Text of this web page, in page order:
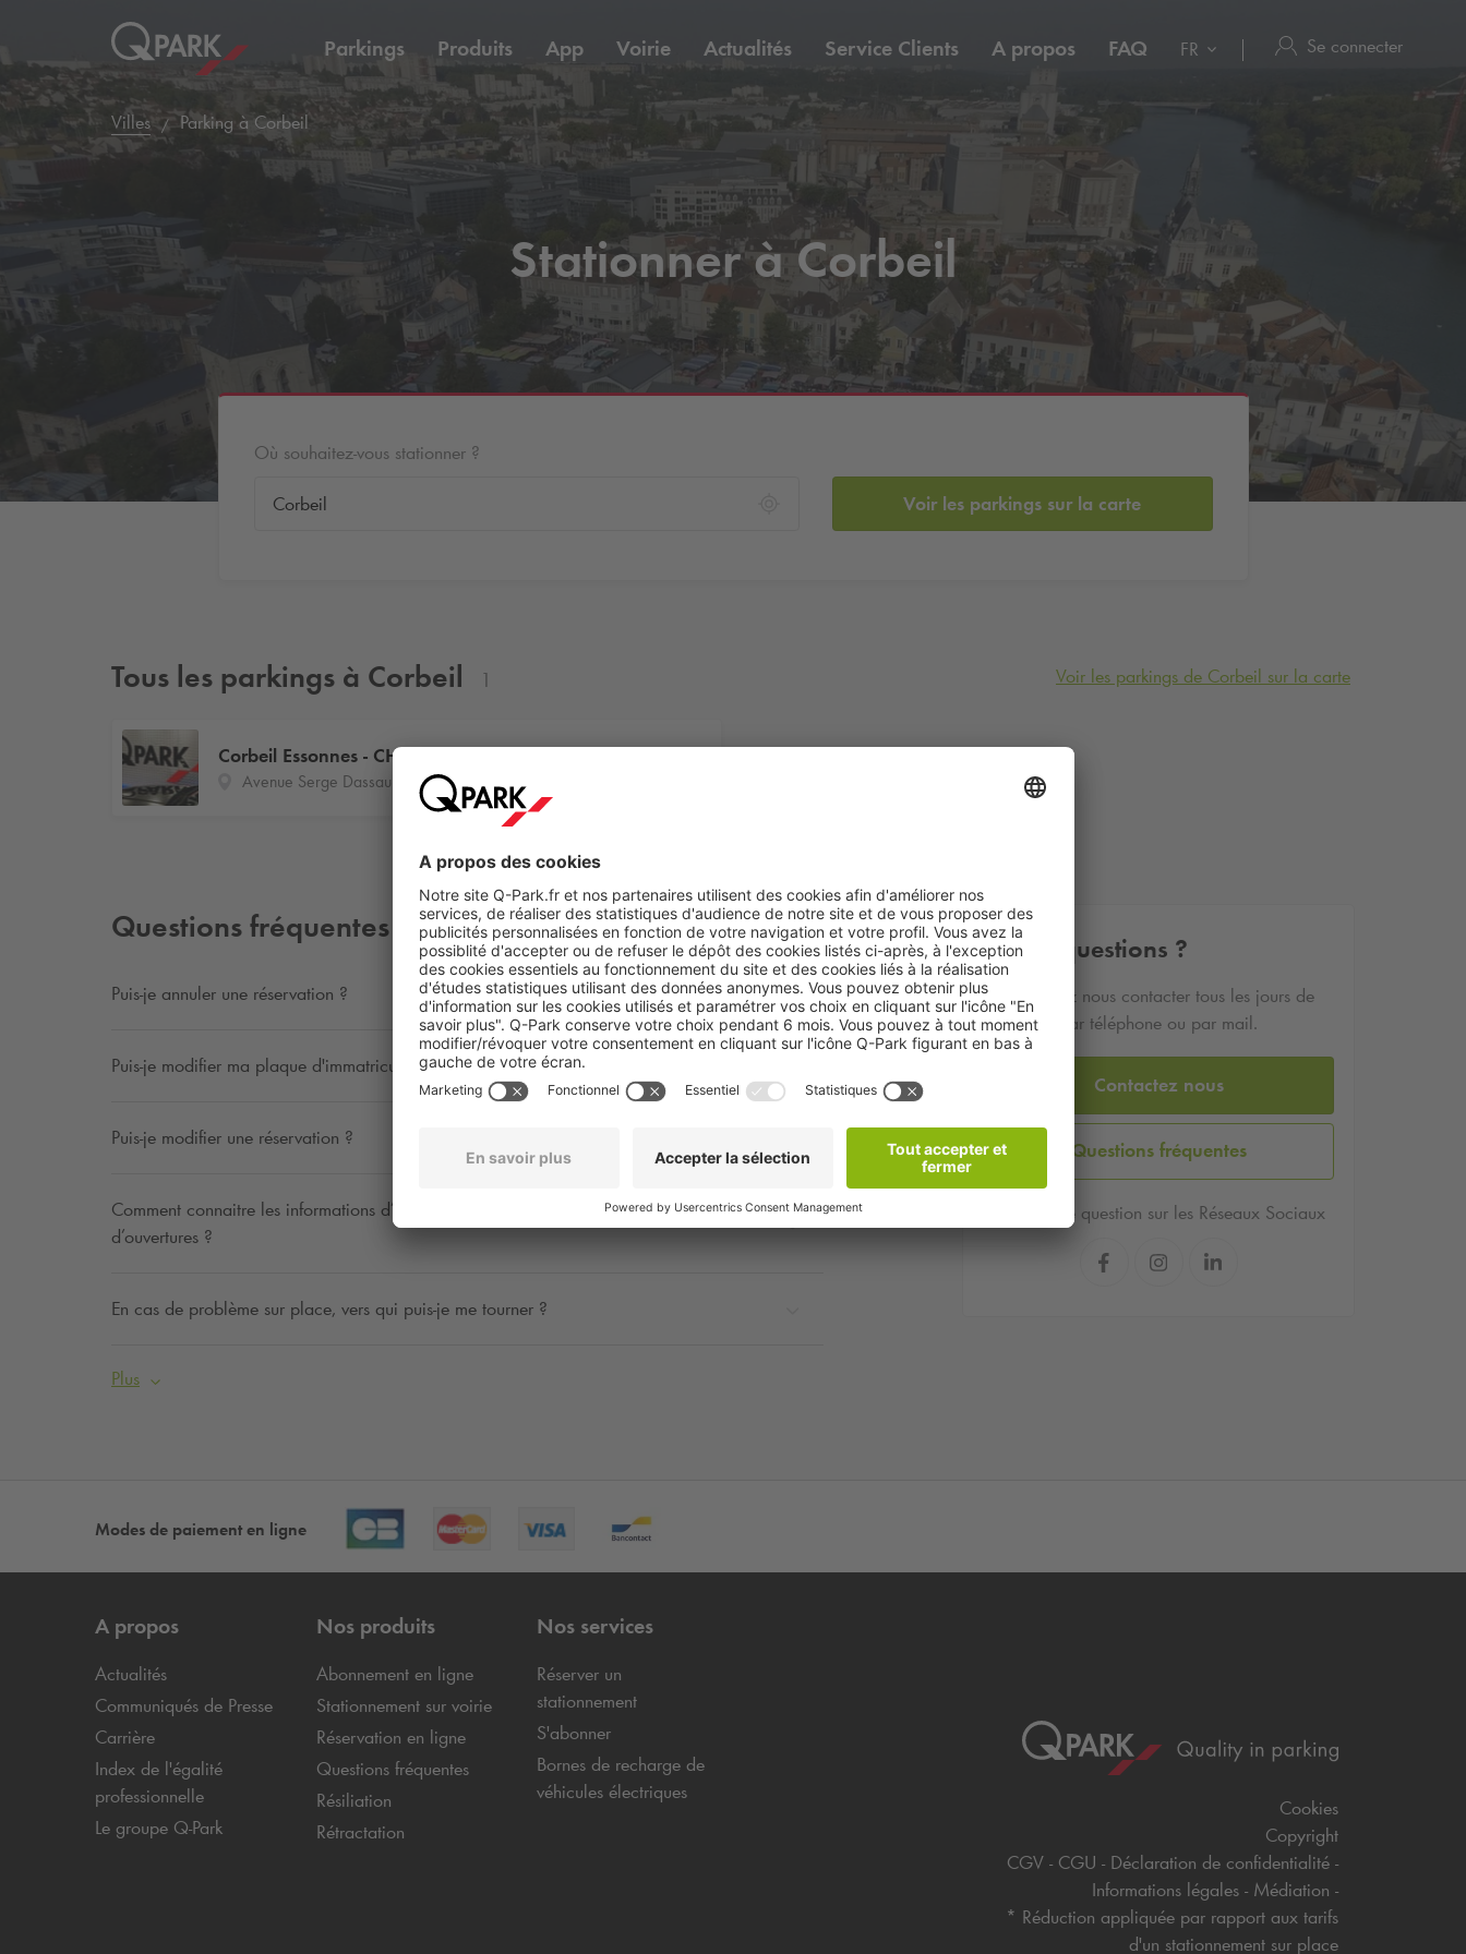
Parkings Produits App Voirie Actualités Service Clients A propos FAQ FR Se connecter
Villes Parking à Corbeil
Stationner à Corbeil
Où souhaitez-vous stationner ?
Voir les parkings sur la carte
Tous les parkings à Corbeil 1 Voir les parkings de Corbeil sur la carte
Corbeil Essonnes - CHSF - DSP 2
Avenue Serge Dassault
Questions fréquentes
Puis-je annuler une réservation ?
Puis-je modifier ma plaque d'immatriculation ?
Puis-je modifier une réservation ?
Comment connaitre les informations d’un parking : tarifs, services disponibles, horaires
d’ouvertures ?
En cas de problème sur place, vers qui puis-je me tourner ?
Plus
Autres questions ?
Vous pouvez nous contacter tous les jours de
9h à 18h par téléphone ou par mail.
Contactez nous
Questions fréquentes
Posez votre question sur les Réseaux Sociaux
Modes de paiement en ligne
A propos
Actualités
Communiqués de Presse
Carrière
Index de l'égalité
professionnelle
Le groupe Q-Park
Nos produits
Abonnement en ligne
Stationnement sur voirie
Réservation en ligne
Questions fréquentes
Résiliation
Rétractation
Nos services
Réserver un
stationnement
S'abonner
Bornes de recharge de
véhicules électriques
Cookies
Copyright
CGV
CGU
Déclaration de confidentialité
Informations légales
Médiation
* Réduction appliquée par rapport aux tarifs
d'un stationnement sur place